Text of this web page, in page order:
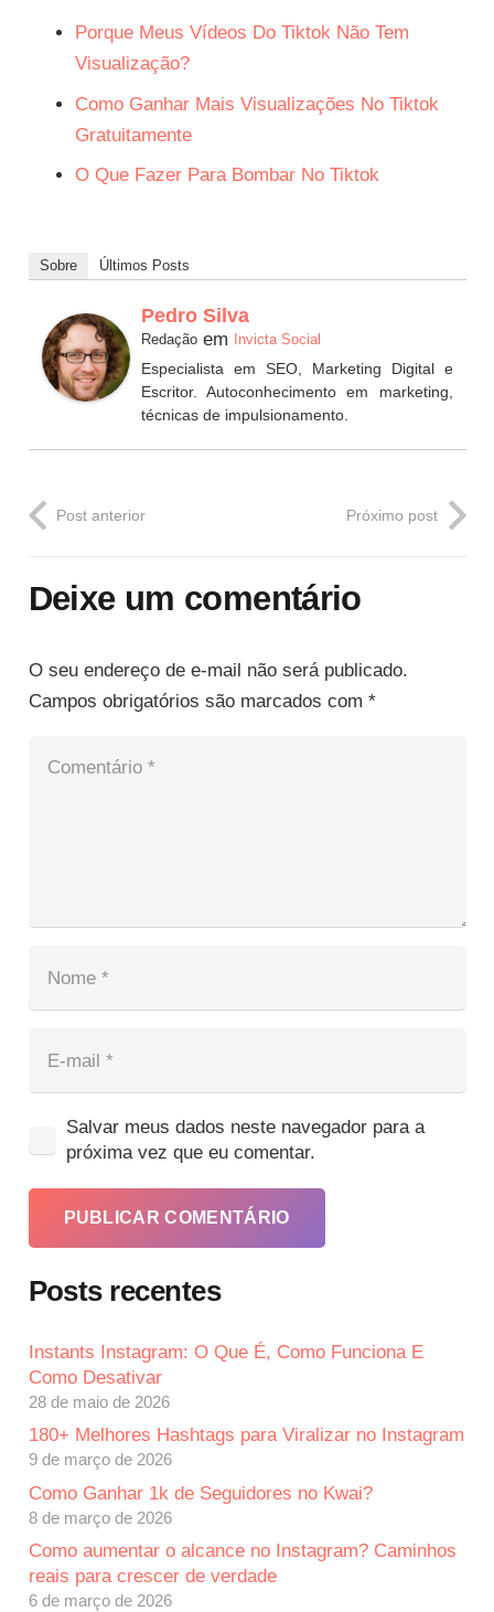
Porque Meus Vídeos Do Tiktok Não Tem
Visualização?
Como Ganhar Mais Visualizações No Tiktok
Gratuitamente
O Que Fazer Para Bombar No Tiktok
Sobre Últimos Posts
Pedro Silva
Redaçãoem Invicta Social
Especialista em SEO, Marketing Digital e
Escritor. Autoconhecimento em marketing,
técnicas de impulsionamento.
Post anterior Próximo post
Deixe um comentário
O seu endereço de e-mail não será publicado.
Campos obrigatórios são marcados com *
Salvar meus dados neste navegador para a
próxima vez que eu comentar.
PUBLICAR COMENTÁRIO
Posts recentes
Instants Instagram: O Que É, Como Funciona E
Como Desativar
28 de maio de 2026
180+ Melhores Hashtags para Viralizar no Instagram
9 de março de 2026
Como Ganhar 1k de Seguidores no Kwai?
8 de março de 2026
Como aumentar o alcance no Instagram? Caminhos
reais para crescer de verdade
6 de março de 2026